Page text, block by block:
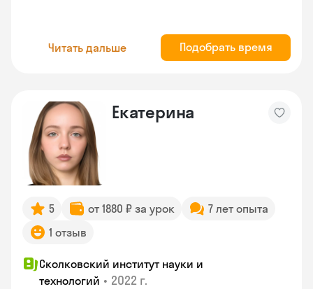
Читать дальше Подобрать время
Екатерина
5 от 1880 ₽ за урок
7 лет опыта
1 отзыв
Сколковский институт науки и
технологий • 2022 г.